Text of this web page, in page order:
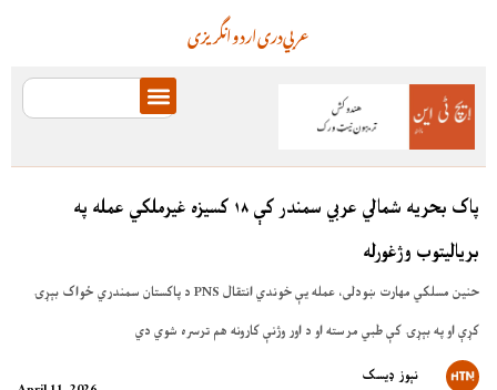
انگریزیاردودریعربي
پاک بحریه شمالي عربي سمندر کې ۱۸ کسیزه غیرملکي عمله په
بریالیتوب وژغورله
د پاکستان سمندري ځواک بېړۍ PNS حنین مسلکي مهارت ښودلی، عمله یې خوندي انتقال
کړې او په بېړۍ کې طبي مرسته او د اور وژنې کارونه هم ترسره شوي دي
نېوز ډیسک